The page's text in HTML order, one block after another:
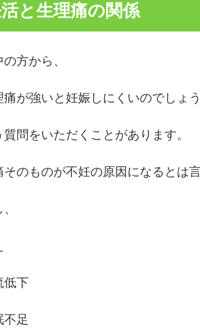
と生理痛の関係
方から、
痛が強いと妊娠しにくいのでしょう
質問をいただくことがあります。
そのものが不妊の原因になるとは言
低下
不足